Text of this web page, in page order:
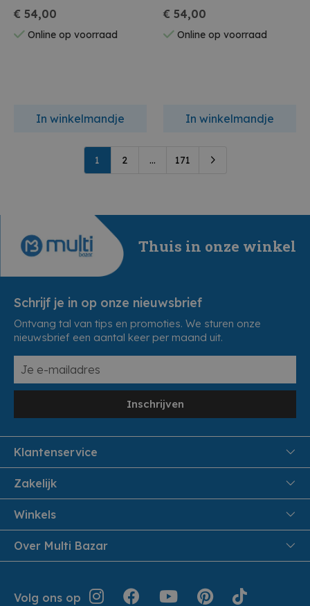
€ 54,00
Online op voorraad
In winkelmandje
€ 54,00
Online op voorraad
In winkelmandje
1 2 ... 171
Thuis in onze winkel
Schrijf je in op onze nieuwsbrief
Ontvang tal van tips en promoties. We sturen onze
nieuwsbrief een aantal keer per maand uit.
Inschrijven
Klantenservice
FAQ
Veiligheid en Privacy
Leveren aan huis
Jouw bestelling
Zakelijk
Samenwoonactie
B2B
Winkels
Pittem
Izegem
Over Multi Bazar
Over Multi Bazar
Inspiratie
Volg ons op